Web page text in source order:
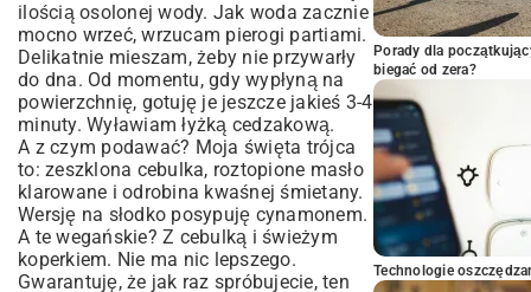
ilością osolonej wody. Jak woda zacznie
mocno wrzeć, wrzucam pierogi partiami.
Delikatnie mieszam, żeby nie przywarły
do dna. Od momentu, gdy wypłyną na
powierzchnię, gotuję je jeszcze jakieś 3-4
minuty. Wyławiam łyżką cedzakową.
A z czym podawać? Moja święta trójca
to: zeszklona cebulka, roztopione masło
klarowane i odrobina kwaśnej śmietany.
Wersję na słodko posypuję cynamonem.
A te wegańskie? Z cebulką i świeżym
koperkiem. Nie ma nic lepszego.
Gwarantuję, że jak raz spróbujecie, ten
Porady dla
biegać od zera?
Technologie